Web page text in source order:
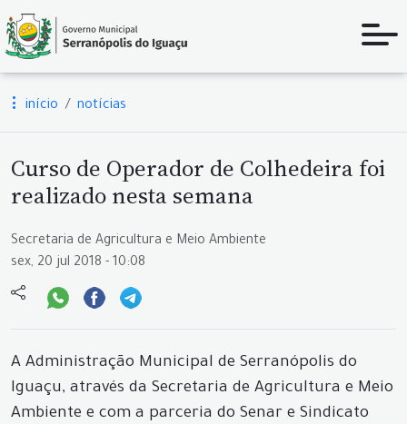
início notícias
Curso de Operador de Colhedeira foi
realizado nesta semana
Secretaria de Agricultura e Meio Ambiente
sex, 20 jul 2018 - 10:08
A Administração Municipal de Serranópolis do
Iguaçu, através da Secretaria de Agricultura e Meio
Ambiente e com a parceria do Senar e Sindicato